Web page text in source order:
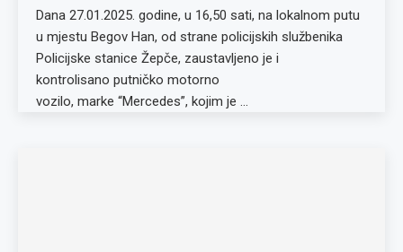
Dana 27.01.2025. godine, u 16,50 sati, na lokalnom putu
u mjestu Begov Han, od strane policijskih službenika
Policijske stanice Žepče, zaustavljeno je i
kontrolisano putničko motorno
vozilo, marke “Mercedes”, kojim je …